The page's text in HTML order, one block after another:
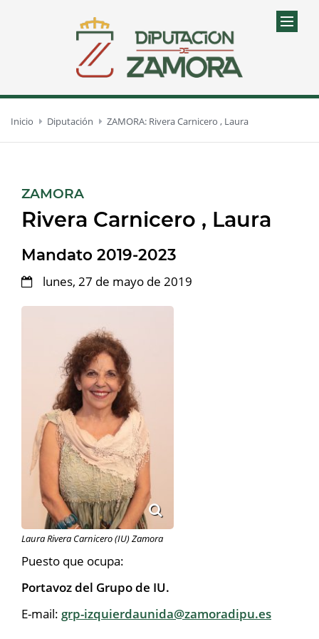
Inicio Diputación ZAMORA: Rivera Carnicero , Laura
ZAMORA:
Rivera Carnicero , Laura
Mandato 2019-2023
lunes, 27 de mayo de 2019
Laura Rivera Carnicero (IU) Zamora
Puesto que ocupa:
Portavoz del Grupo de IU.
E-mail: grp-izquierdaunida@zamoradipu.es